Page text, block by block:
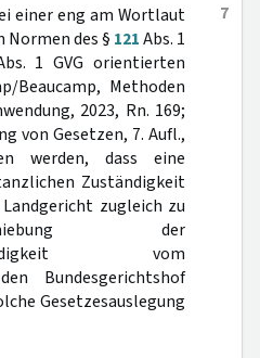
7
einer eng am Wortlaut
Normen des § 121Abs. 1
1 GVG orientierten
Beaucamp, Methoden
2023, Rn. 169;
von Gesetzen, 7. Aufl.,
werden, dass eine
Zuständigkeit
zugleich zu
der
vom
Bundesgerichtshof
Gesetzesauslegung